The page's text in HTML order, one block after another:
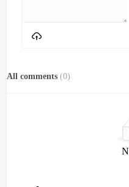
All comments (0)